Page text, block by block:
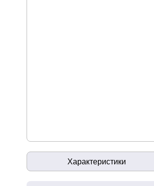
Характеристики